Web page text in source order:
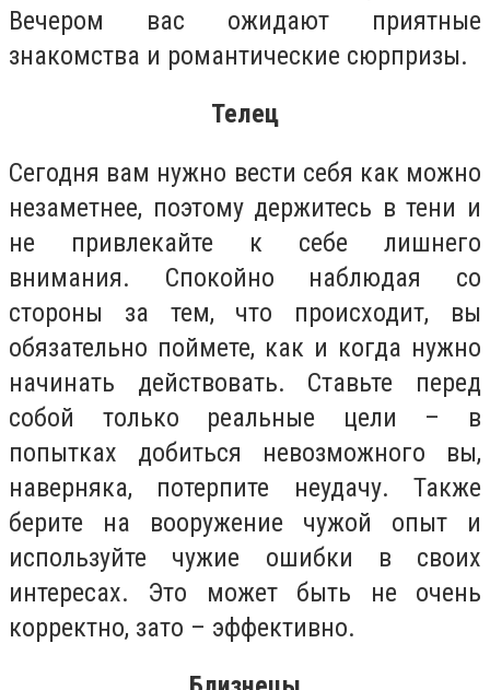
Вечером вас ожидают приятные
знакомства и романтические сюрпризы.
Телец
Сегодня вам нужно вести себя как можно
незаметнее, поэтому держитесь в тени и
не привлекайте к себе лишнего
внимания. Спокойно наблюдая со
стороны за тем, что происходит, вы
обязательно поймете, как и когда нужно
начинать действовать. Ставьте перед
собой только реальные цели – в
попытках добиться невозможного вы,
наверняка, потерпите неудачу. Также
берите на вооружение чужой опыт и
используйте чужие ошибки в своих
интересах. Это может быть не очень
корректно, зато – эффективно.